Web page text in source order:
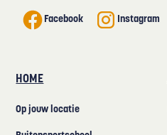
Facebook Instagram
HOME
Op jouw locatie